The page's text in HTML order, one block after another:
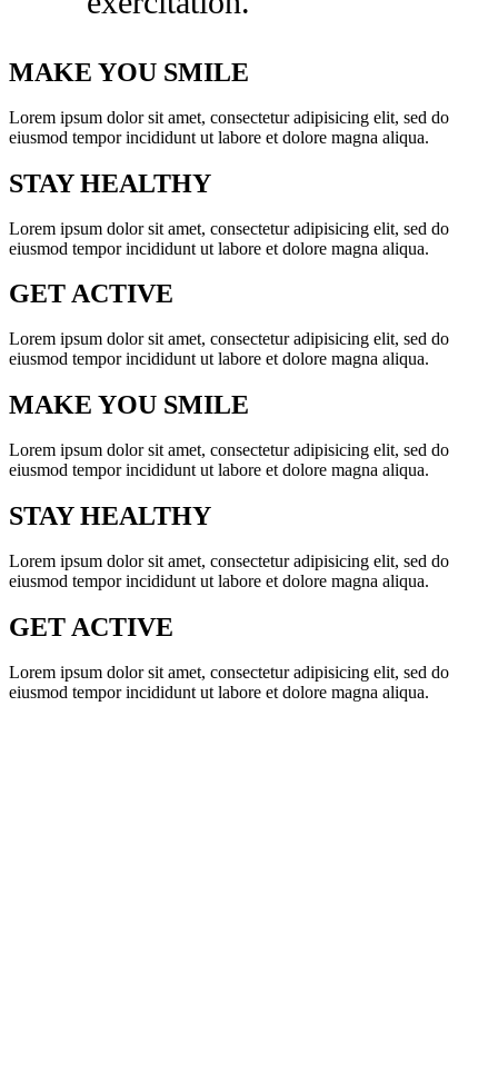
MAKE YOU SMILE
Lorem ipsum dolor sit amet, consectetur adipisicing elit, sed do
eiusmod tempor incididunt ut labore et dolore magna aliqua.
STAY HEALTHY
Lorem ipsum dolor sit amet, consectetur adipisicing elit, sed do
eiusmod tempor incididunt ut labore et dolore magna aliqua.
GET ACTIVE
Lorem ipsum dolor sit amet, consectetur adipisicing elit, sed do
eiusmod tempor incididunt ut labore et dolore magna aliqua.
MAKE YOU SMILE
Lorem ipsum dolor sit amet, consectetur adipisicing elit, sed do
eiusmod tempor incididunt ut labore et dolore magna aliqua.
STAY HEALTHY
Lorem ipsum dolor sit amet, consectetur adipisicing elit, sed do
eiusmod tempor incididunt ut labore et dolore magna aliqua.
GET ACTIVE
Lorem ipsum dolor sit amet, consectetur adipisicing elit, sed do
eiusmod tempor incididunt ut labore et dolore magna aliqua.